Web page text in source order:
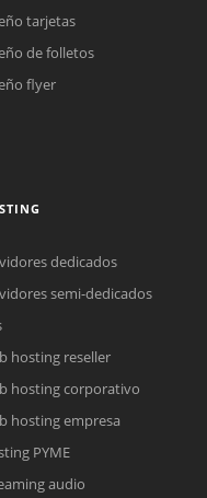
online.
línea. Complete el formulario
tarjetas
de folletos
flyer
dedicados
semi-dedicados
hosting reseller
hosting corporativo
hosting empresa
PYME
audio